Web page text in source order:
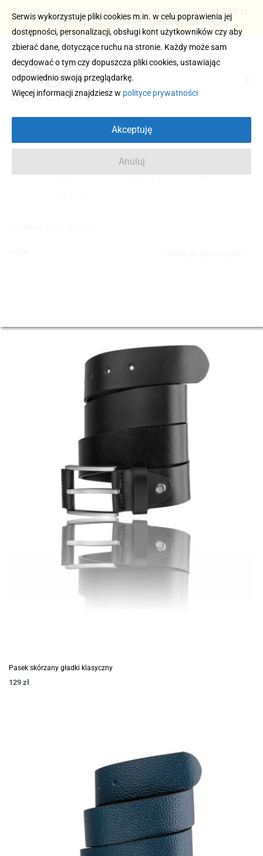
Darmowa dostawa i zwrot przy zamówieniach od 249 zł
– kup bez ryzyka → Kliknij i sprawdź szczegóły
PASEK DO GARNITURU
Pasek skórzany gładki klasyczny
129 zł
Serwis wykorzystuje pliki cookies m.in. w celu poprawienia jej
dostępności, personalizacji, obsługi kont użytkowników czy aby
zbierać dane, dotyczące ruchu na stronie. Każdy może sam
decydować o tym czy dopuszcza pliki cookies, ustawiając
odpowiednio swoją przeglądarkę.
Więcej informacji znajdziesz w polityce prywatności
Akceptuję
Anuluj